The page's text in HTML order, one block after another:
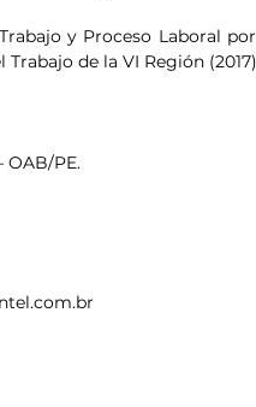
y Proceso Laboral
de la VI Región
OAB/PE.